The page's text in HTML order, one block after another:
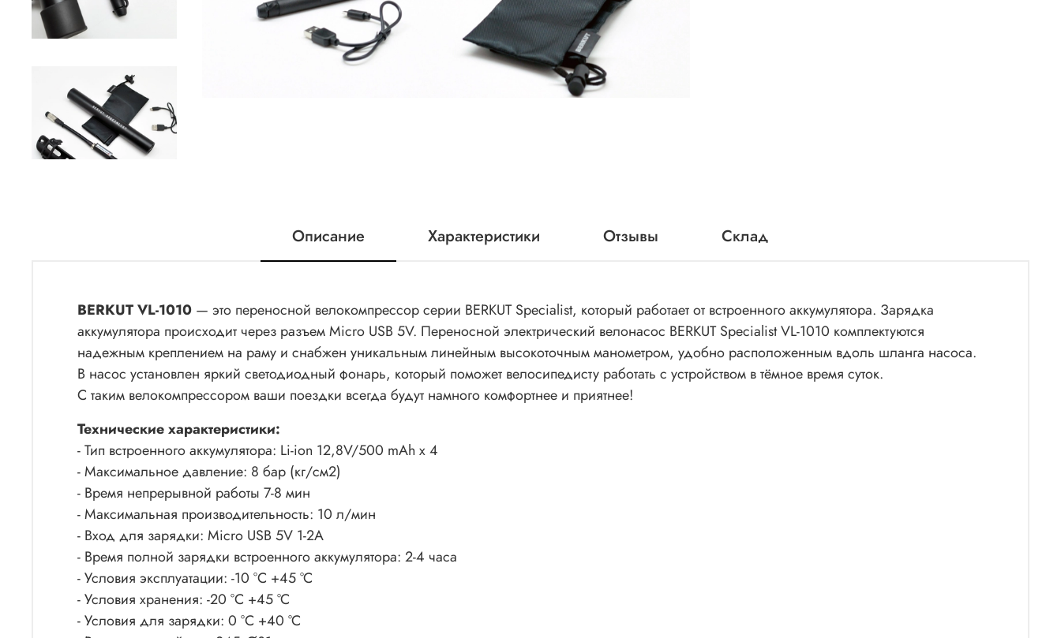
Описание Характеристики Отзывы Склад
BERKUT VL-1010 — это переносной велокомпрессор серии BERKUT Specialist, который работает от встроенного аккумулятора. Зарядка
аккумулятора происходит через разъем Micro USB 5V. Переносной электрический велонасос BERKUT Specialist VL-1010 комплектуются
надежным креплением на раму и снабжен уникальным линейным высокоточным манометром, удобно расположенным вдоль шланга насоса.
В насос установлен яркий светодиодный фонарь, который поможет велосипедисту работать с устройством в тёмное время суток.
C таким велокомпрессором ваши поездки всегда будут намного комфортнее и приятнее!
Технические характеристики:
- Тип встроенного аккумулятора: Li-ion 12,8V/500 mAh x 4
- Максимальное давление: 8 бар (кг/см2)
- Время непрерывной работы 7-8 мин
- Максимальная производительность: 10 л/мин
- Вход для зарядки: Micro USB 5V 1-2A
- Время полной зарядки встроенного аккумулятора: 2-4 часа
- Условия эксплуатации: -10 °C +45 °C
- Условия хранения: -20 °C +45 °C
- Условия для зарядки: 0 °C +40 °C